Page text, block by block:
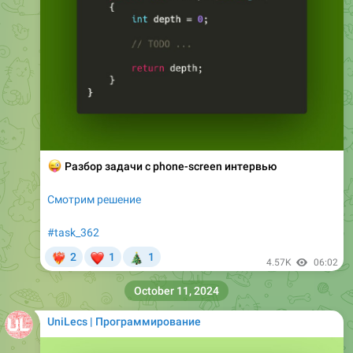
Разбор задачи с phone-screen интервью
Смотрим решение
#task_362
2 1
🎄
1 4.57K 06:02
UniLecs | Программирование
October 11, 2024